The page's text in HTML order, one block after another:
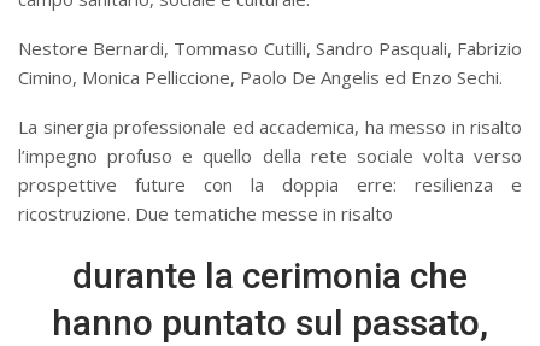
Nestore Bernardi, Tommaso Cutilli, Sandro Pasquali, Fabrizio
Cimino, Monica Pelliccione, Paolo De Angelis ed Enzo Sechi.
La sinergia professionale ed accademica, ha messo in risalto
l’impegno profuso e quello della rete sociale volta verso
prospettive future con la doppia erre: resilienza e
ricostruzione. Due tematiche messe in risalto
durante la cerimonia che
hanno puntato sul passato,